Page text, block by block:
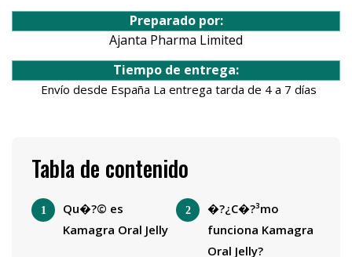
Preparado por:
Ajanta Pharma Limited
Tiempo de entrega:
Envío desde España La entrega tarda de 4 a 7 días
Tabla de contenido
Qu�?© es
Kamagra Oral Jelly
�?¿C�?³mo
funciona Kamagra
Oral Jelly?